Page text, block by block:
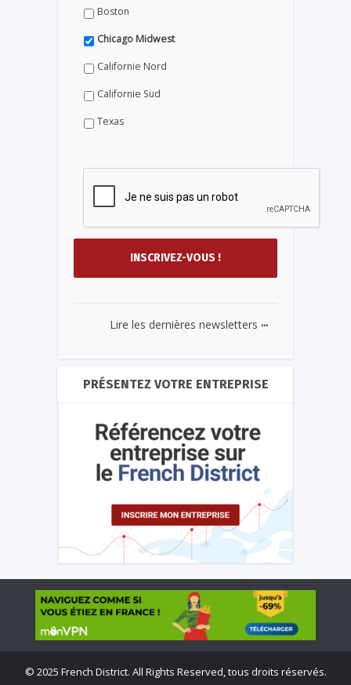
Boston
Chicago Midwest
Californie Nord
Californie Sud
Texas
Lire les dernières newsletters ...
PRÉSENTEZ VOTRE ENTREPRISE
© 2025 French District. All Rights Reserved, tous droits réservés.